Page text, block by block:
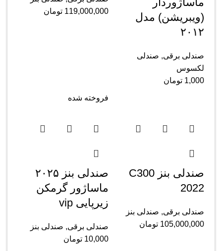
(ویبریشن) مدل
۲۰۱۲
صندلی برقی, صندلی
لکسوس
1,000 تومان
119,000,000 تومان
صندلی بنز C300
2022
صندلی برقی, صندلی بنز
105,000,000 تومان
فروخته شده
صندلی بنز ۲۰۲۵
ماساژور گرمکن
زیرپایی vip
صندلی برقی, صندلی بنز
10,000 تومان